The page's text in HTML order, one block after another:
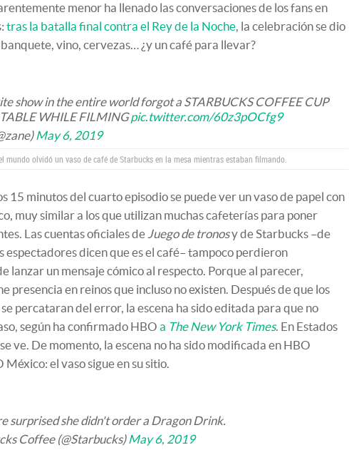
menor ha llenado las conversaciones de los fans en
tras la batalla final contra el Rey de la Noche, la celebración se dio
vino, cervezas… ¿y un café para llevar?
show in the entire world forgot a STARBUCKS COFFEE CUP
WHILE FILMINGpic.twitter.com/60z3pOCfg9
May 6, 2019
mundo olvidó un vaso de café de Starbucks en la mesa mientras estaban filmando.
15 minutos del cuarto episodio se puede ver un vaso de papel con
muy similar a los que utilizan muchas cafeterías para poner
Las cuentas oficiales de Juego de tronosy de Starbucks –de
espectadores dicen que es el café– tampoco perdieron
lanzar un mensaje cómico al respecto. Porque al parecer,
presencia en reinos que incluso no existen. Después de que los
percataran del error, la escena ha sido editada para que no
según ha confirmado HBO a The New York Times. En Estados
ve. De momento, la escena no ha sido modificada en HBO
México: el vaso sigue en su sitio.
surprised she didn't order a Dragon Drink.
Coffee (@Starbucks)May 6, 2019